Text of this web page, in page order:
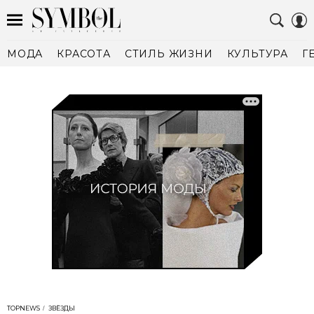
МОДА КРАСОТА СТИЛЬ ЖИЗНИ КУЛЬТУРА
TOPNEWS
ЗВЁЗДЫ